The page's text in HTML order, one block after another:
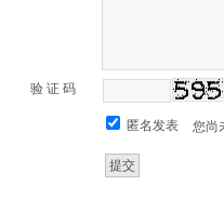
验 证 码
匿名发表 您尚